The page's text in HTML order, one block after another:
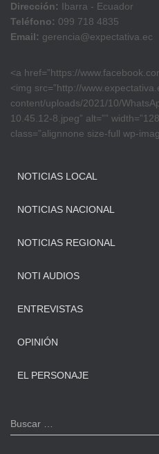
Dirección: Ibarra - Ecuador
Teléfono: 099 718 4835
Email: gerencia@expectativa.ec
<a href=”https://
<img src=”http://
content/uploads/2021/10/
10.45.12-8.jpeg” alt=””
class=”alignnone size-full wp-
NOTICIAS LOCAL
NOTICIAS NACIONAL
NOTICIAS REGIONAL
NOTI AUDIOS
ENTREVISTAS
OPINIÓN
EL PERSONAJE
B
u
Buscar …